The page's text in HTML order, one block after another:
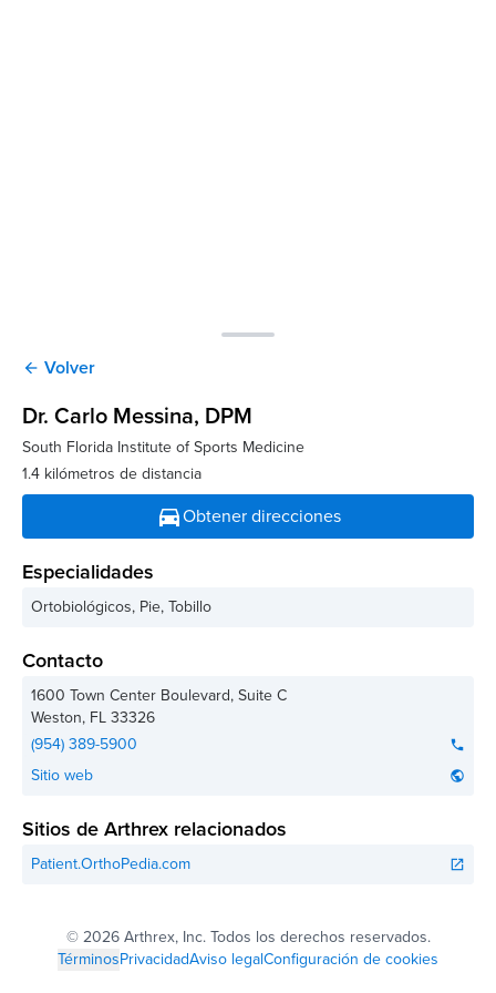
arrow_back Volver
Dr. Carlo Messina, DPM
South Florida Institute of Sports Medicine
1.4 kilómetros de distancia
directions_carObtener direcciones
Especialidades
Ortobiológicos, Pie, Tobillo
Contacto
1600 Town Center Boulevard, Suite C
Weston, FL33326
(954) 389-5900
phone
Sitio web public
Sitios de Arthrex relacionados
Patient.OrthoPedia.com open_in_new
© 2026 Arthrex, Inc. Todos los derechos reservados.
TérminosPrivacidadAviso legalConfiguración de cookies